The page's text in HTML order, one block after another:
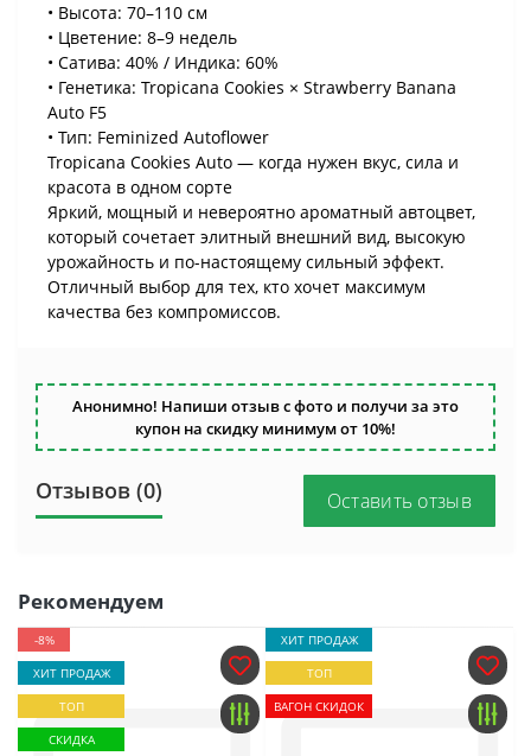
• Высота: 70–110 см
• Цветение: 8–9 недель
• Сатива: 40% / Индика: 60%
• Генетика: Tropicana Cookies × Strawberry Banana
Auto F5
• Тип: Feminized Autoflower
Tropicana Cookies Auto — когда нужен вкус, сила и
красота в одном сорте
Яркий, мощный и невероятно ароматный автоцвет,
который сочетает элитный внешний вид, высокую
урожайность и по-настоящему сильный эффект.
Отличный выбор для тех, кто хочет максимум
качества без компромиссов.
Анонимно! Напиши отзыв с фото и получи за это
купон на скидку минимум от 10%!
Отзывов (0) Оставить отзыв
Рекомендуем
-8%
ХИТ ПРОДАЖ
ТОП
СКИДКА
ХИТ ПРОДАЖ
ТОП
ВАГОН СКИДОК